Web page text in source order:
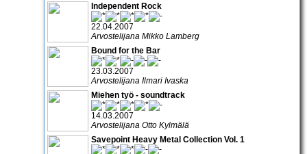
Independent Rock
22.04.2007
Arvostelijana Mikko Lamberg
Bound for the Bar
23.03.2007
Arvostelijana Ilmari Ivaska
Miehen työ - soundtrack
14.03.2007
Arvostelijana Otto Kylmälä
Savepoint Heavy Metal Collection Vol. 1